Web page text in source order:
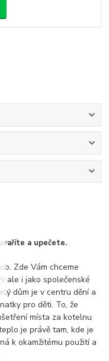
a upečete.
Zde Vám chceme
ale i jako společenské
dům je v centru dění a
pro děti. To, že
místa za kotelnu
je právě tam, kde je
k okamžitému použití a